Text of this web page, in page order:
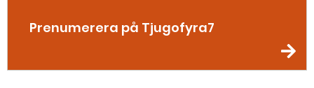
Prenumerera på Tjugofyra7